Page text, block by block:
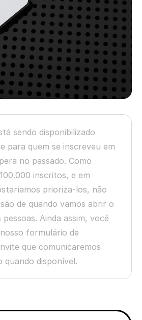
sendo disponibilizado
para quem se inscreveu em
no passado. Como
inscritos, e em
prioriza-los, não
de quando vamos abrir o
Ainda assim, você
formulário de
que comunicaremos
quando disponível.